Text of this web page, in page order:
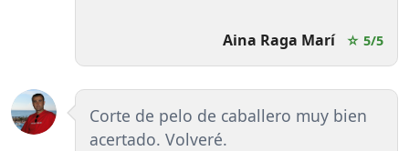
Aina Raga Marí ☆ 5/5
Corte de pelo de caballero muy bien
acertado. Volveré.